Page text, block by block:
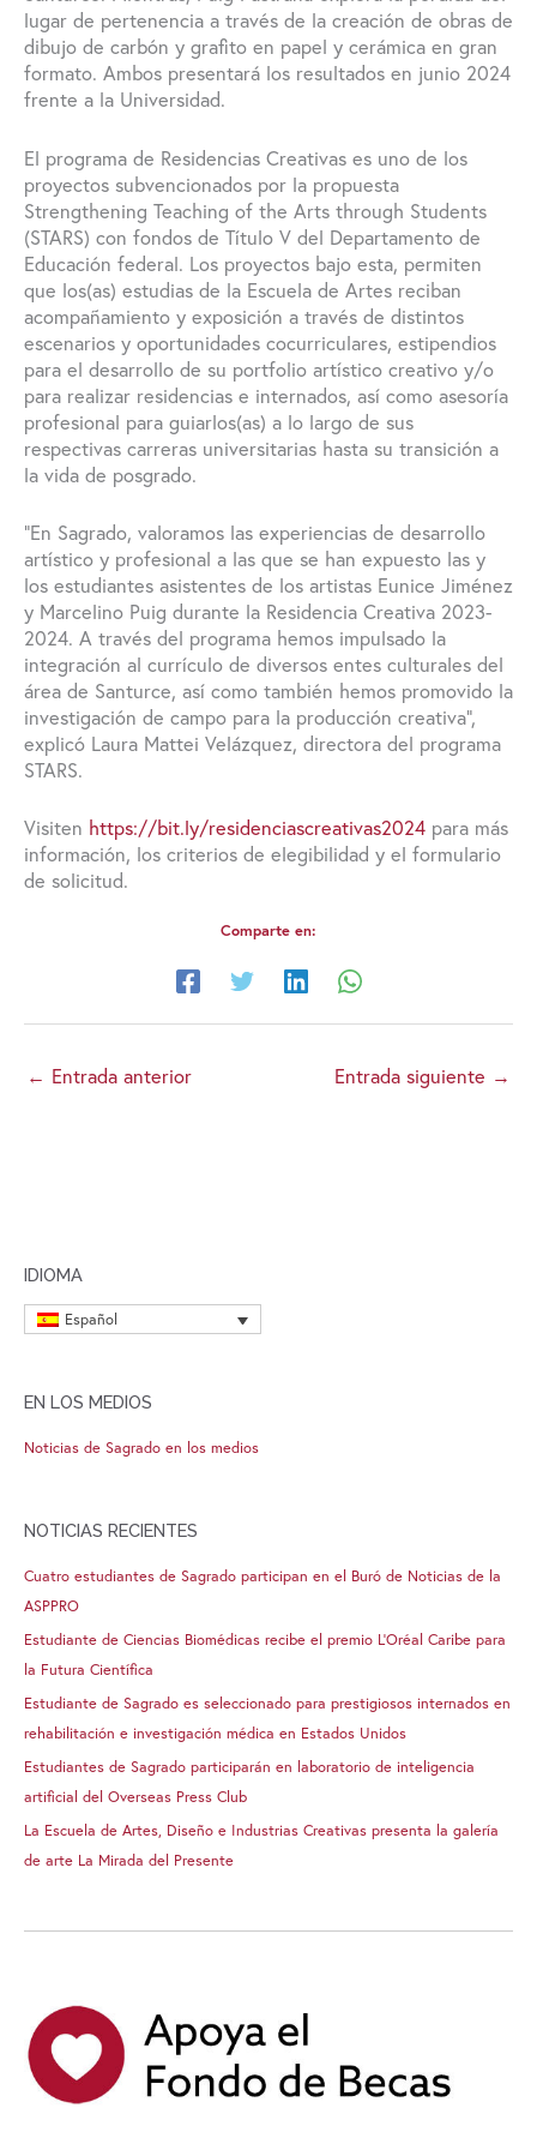
lugar de pertenencia a través de la creación de obras de
dibujo de carbón y grafito en papel y cerámica en gran
formato. Ambos presentará los resultados en junio 2024
frente a la Universidad.
El programa de Residencias Creativas es uno de los
proyectos subvencionados por la propuesta
Strengthening Teaching of the Arts through Students
(STARS) con fondos de Título V del Departamento de
Educación federal. Los proyectos bajo esta, permiten
que los(as) estudias de la Escuela de Artes reciban
acompañamiento y exposición a través de distintos
escenarios y oportunidades cocurriculares, estipendios
para el desarrollo de su portfolio artístico creativo y/o
para realizar residencias e internados, así como asesoría
profesional para guiarlos(as) a lo largo de sus
respectivas carreras universitarias hasta su transición a
la vida de posgrado.
“En Sagrado, valoramos las experiencias de desarrollo
artístico y profesional a las que se han expuesto las y
los estudiantes asistentes de los artistas Eunice Jiménez
y Marcelino Puig durante la Residencia Creativa 2023-
2024. A través del programa hemos impulsado la
integración al currículo de diversos entes culturales del
área de Santurce, así como también hemos promovido la
investigación de campo para la producción creativa”,
explicó Laura Mattei Velázquez, directora del programa
STARS.
Visiten https://bit.ly/residenciascreativas2024 para más
información, los criterios de elegibilidad y el formulario
de solicitud.
Comparte en:
← Entrada anterior Entrada siguiente →
IDIOMA
Español
EN LOS MEDIOS
Noticias de Sagrado en los medios
NOTICIAS RECIENTES
Cuatro estudiantes de Sagrado participan en el Buró de Noticias de la
ASPPRO
Estudiante de Ciencias Biomédicas recibe el premio L’Oréal Caribe para
la Futura Científica
Estudiante de Sagrado es seleccionado para prestigiosos internados en
rehabilitación e investigación médica en Estados Unidos
Estudiantes de Sagrado participarán en laboratorio de inteligencia
artificial del Overseas Press Club
La Escuela de Artes, Diseño e Industrias Creativas presenta la galería
de arte La Mirada del Presente